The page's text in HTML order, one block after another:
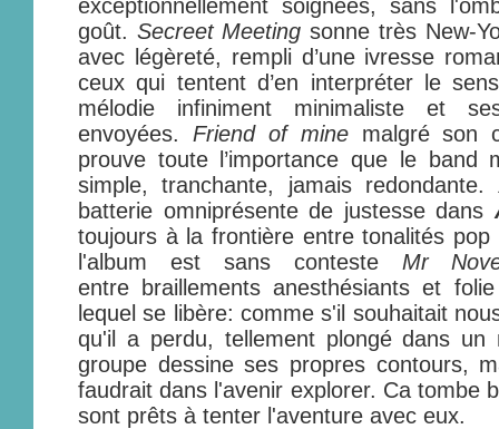
exceptionnellement soignées, sans
goût. Secreet Meeting sonne très New-
avec légèreté, rempli d’une ivresse
ceux qui tentent d’en interpréter le
mélodie infiniment minimaliste et
envoyées. Friend of minemalgré son
prouve toute l’importance que le band
simple, tranchante, jamais redondante.
batterie omniprésente de justesse dans
toujours à la frontière entre tonalités
l'album est sans conteste Mr
entre braillements anesthésiants et
lequel se libère: comme s'il souhaitait
qu'il a perdu, tellement plongé dans un
groupe dessine ses propres contours,
faudrait dans l'avenir explorer. Ca tombe
sont prêts à tenter l'aventure avec eux.